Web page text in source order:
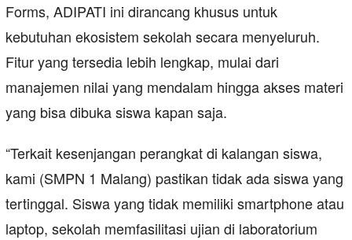
Forms, ADIPATI ini dirancang khusus untuk
kebutuhan ekosistem sekolah secara menyeluruh.
Fitur yang tersedia lebih lengkap, mulai dari
manajemen nilai yang mendalam hingga akses materi
yang bisa dibuka siswa kapan saja.
“Terkait kesenjangan perangkat di kalangan siswa,
kami (SMPN 1 Malang) pastikan tidak ada siswa yang
tertinggal. Siswa yang tidak memiliki smartphone atau
laptop, sekolah memfasilitasi ujian di laboratorium